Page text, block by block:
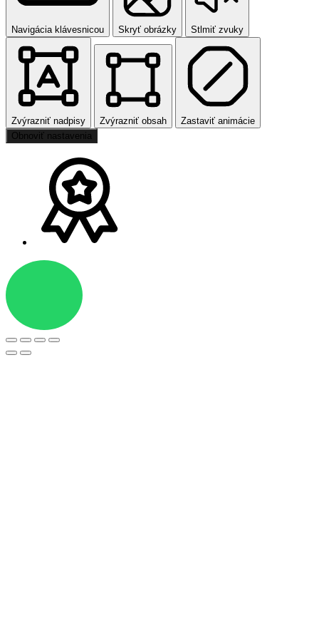
Navigácia klávesnicou Skryť obrázky Stlmiť zvuky
Zvýrazniť nadpisy Zvýrazniť obsah
Zastaviť animácie
Obnoviť nastavenia